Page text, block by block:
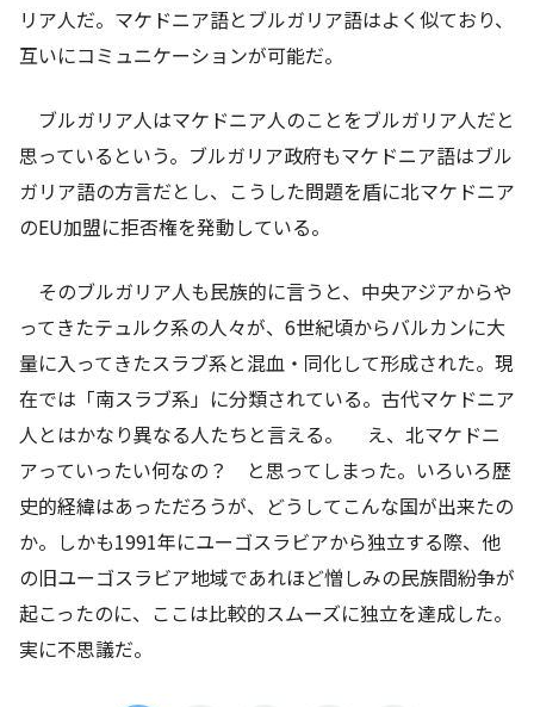
リア人だ。マケドニア語とブルガリア語はよく似ており、
互いにコミュニケーションが可能だ。
ブルガリア人はマケドニア人のことをブルガリア人だと
思っているという。ブルガリア政府もマケドニア語はブル
ガリア語の方言だとし、こうした問題を盾に北マケドニア
のEU加盟に拒否権を発動している。
そのブルガリア人も民族的に言うと、中央アジアからや
ってきたテュルク系の人々が、6世紀頃からバルカンに大
量に入ってきたスラブ系と混血・同化して形成された。現
在では「南スラブ系」に分類されている。古代マケドニア
人とはかなり異なる人たちと言える。 え、北マケドニ
アっていったい何なの？ と思ってしまった。いろいろ歴
史的経緯はあっただろうが、どうしてこんな国が出来たの
か。しかも1991年にユーゴスラビアから独立する際、他
の旧ユーゴスラビア地域であれほど憎しみの民族間紛争が
起こったのに、ここは比較的スムーズに独立を達成した。
実に不思議だ。